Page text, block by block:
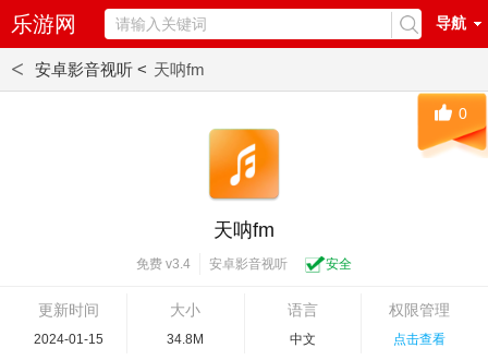
乐游网 导航
< 安卓影音视听 < 天呐fm
天呐fm
免费 v3.4 安卓影音视听 安全
更新时间
2024-01-15
大小
34.8M
语言
中文
权限管理
点击查看
0